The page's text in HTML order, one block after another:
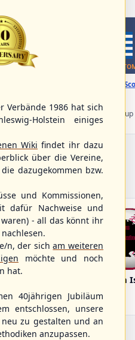
5 WBSC Europe
Box-
U-23 Baseball European
Championship B Pool 2026 - Group
Spain
Alligators Fehmarn
Verbände 1986 hat sich
Holstein einiges
Wiki findet ihr dazu
über die Vereine,
dazugekommen bzw.
und Kommissionen,
dafür Nachweise und
- all das könnt ihr
n, der sicham weiteren
möchte und noch
hat.
40jährigen Jubiläum
entschlossen, unsere
zu gestalten und an
anzupassen.